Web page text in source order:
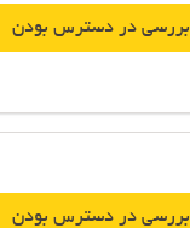
بررسی در دسترس بودن
بررسی در دسترس بودن